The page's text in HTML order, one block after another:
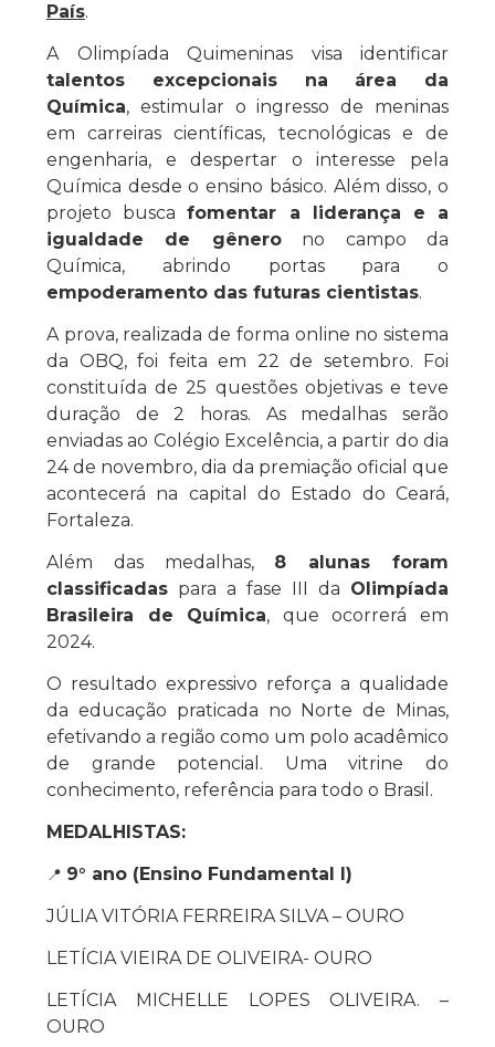
País.
A Olimpíada Quimeninas visa identificar
talentos excepcionais na área da
Química, estimular o ingresso de meninas
em carreiras científicas, tecnológicas e de
engenharia, e despertar o interesse pela
Química desde o ensino básico. Além disso, o
projeto buscafomentar a liderança e a
igualdade de gênerono campo da
Química, abrindo portas para o
empoderamento das futuras cientistas.
A prova, realizada de forma online no sistema
da OBQ, foi feita em 22 de setembro. Foi
constituída de 25 questões objetivas e teve
duração de 2 horas. As medalhas serão
enviadas ao Colégio Excelência, a partir do dia
24 de novembro, dia da premiação oficial que
acontecerá na capital do Estado do Ceará,
Fortaleza.
Além das medalhas, 8 alunas foram
classificadas para a fase III da Olimpíada
Brasileira de Química, que ocorrerá em
2024.
O resultado expressivo reforça a qualidade
da educação praticada no Norte de Minas,
efetivando a região como um polo acadêmico
de grande potencial. Uma vitrine do
conhecimento, referência para todo o Brasil.
MEDALHISTAS:
📍 9° ano (Ensino Fundamental I)
JÚLIA VITÓRIA FERREIRA SILVA – OURO
LETÍCIA VIEIRA DE OLIVEIRA- OURO
LETÍCIA MICHELLE LOPES OLIVEIRA. –
OURO